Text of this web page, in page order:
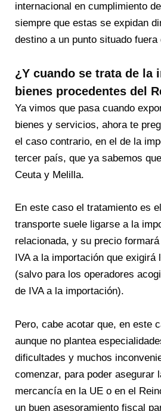
internacional en cumplimiento
siempre que estas se expidan
destino a un punto situado fuera
¿Y cuando se trata de la
bienes procedentes del
Ya vimos que pasa cuando
bienes y servicios, ahora te
el caso contrario, en el de la
tercer país, que ya sabemos
Ceuta y Melilla.
En este caso el tratamiento es
transporte suele ligarse a la
relacionada, y su precio
IVA a la importación que exigirá
(salvo para los operadores
de IVA a la importación).
Pero, cabe acotar que, en este
aunque no plantea
dificultades y muchos
comenzar, para poder asegurar
mercancía en la UE o en el
un buen asesoramiento fiscal